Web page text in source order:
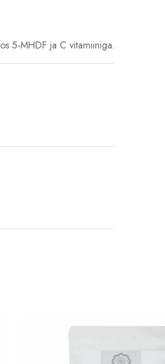
5-MHDF ja C vitamiiniga.